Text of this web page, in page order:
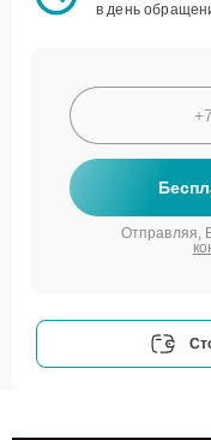
в день
Отправляя,